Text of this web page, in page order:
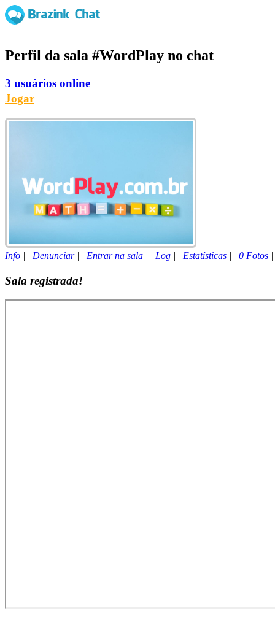
Perfil da sala #WordPlay no chat
3 usuários online
Jogar
Info | Denunciar| Entrar na sala | Log | Estatísticas | 0 Fotos
Sala registrada!